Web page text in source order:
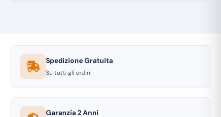
Spedizione Gratuita
Su tutti gli ordini
Garanzia 2 Anni